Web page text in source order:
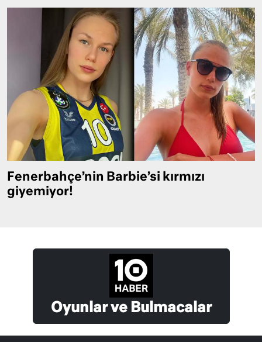
Fenerbahçe’nin Barbie’si kırmızı
giyemiyor!
Oyunlar ve Bulmacalar